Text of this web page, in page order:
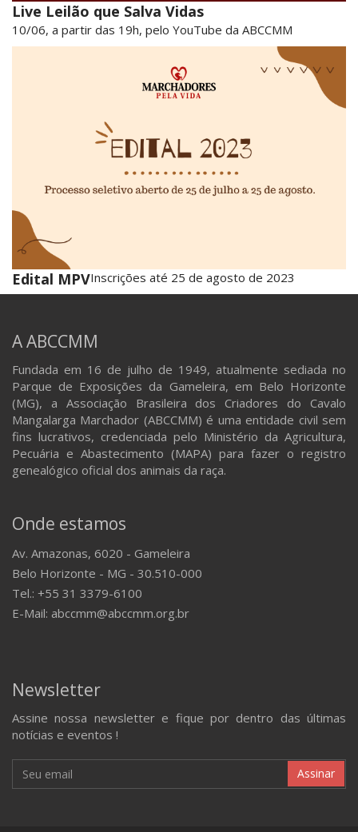
Live Leilão que Salva Vidas
10/06, a partir das 19h, pelo YouTube da ABCCMM
Edital MPVInscrições até 25 de agosto de 2023
A ABCCMM
Fundada em 16 de julho de 1949, atualmente sediada no
Parque de Exposições da Gameleira, em Belo Horizonte
(MG), a Associação Brasileira dos Criadores do Cavalo
Mangalarga Marchador (ABCCMM) é uma entidade civil sem
fins lucrativos, credenciada pelo Ministério da Agricultura,
Pecuária e Abastecimento (MAPA) para fazer o registro
genealógico oficial dos animais da raça.
Onde estamos
Av. Amazonas, 6020 - Gameleira
Belo Horizonte - MG - 30.510-000
Tel.: +55 31 3379-6100
E-Mail: abccmm@abccmm.org.br
Newsletter
Assine nossa newsletter e fique por dentro das últimas
notícias e eventos !
Assinar